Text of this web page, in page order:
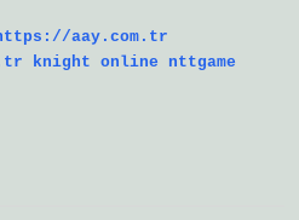
aay.com.tr
knight online
nttgame